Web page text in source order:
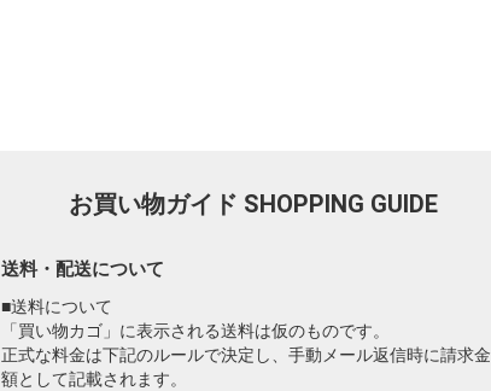
お買い物ガイド SHOPPING GUIDE
送料・配送について
■送料について
「買い物カゴ」に表示される送料は仮のものです。
正式な料金は下記のルールで決定し、手動メール返信時に請求金
額として記載されます。